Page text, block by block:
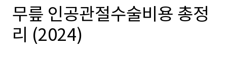
무릎 인공관절수술비용 총정
리 (2024)